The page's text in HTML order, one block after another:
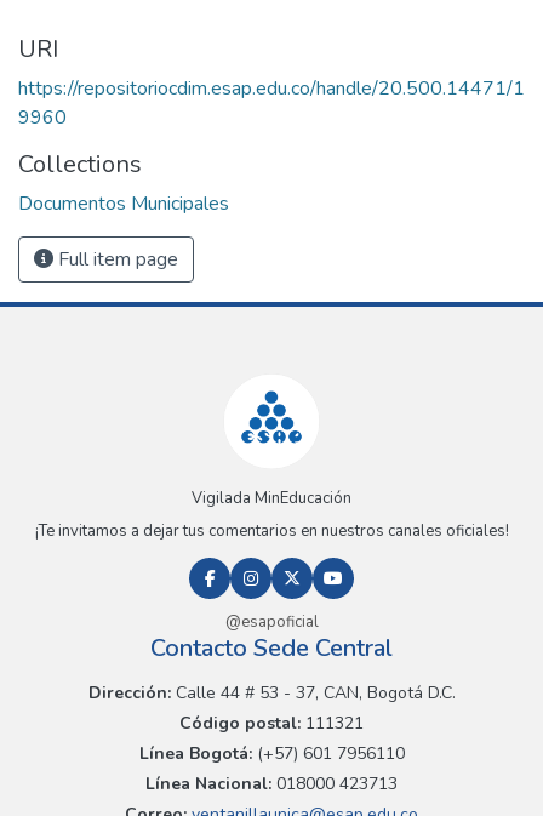
URI
https://repositoriocdim.esap.edu.co/handle/20.500.14471/1
9960
Collections
Documentos Municipales
Full item page
Vigilada MinEducación
¡Te invitamos a dejar tus comentarios en nuestros canales oficiales!
@esapoficial
Contacto Sede Central
Dirección:Calle 44 # 53 - 37, CAN, Bogotá D.C.
Código postal: 111321
Línea Bogotá:(+57) 601 7956110
Línea Nacional: 018000 423713